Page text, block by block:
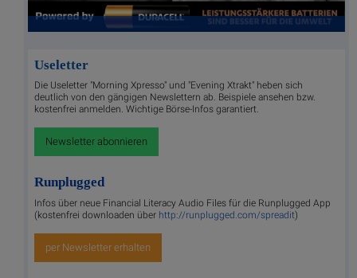
Useletter
Die Useletter "Morning Xpresso" und "Evening Xtrakt" heben sich
deutlich von den gängigen Newslettern ab. Beispiele ansehen bzw.
kostenfrei anmelden. Wichtige Börse-Infos garantiert.
Newsletter abonnieren
Runplugged
Infos über neue Financial Literacy Audio Files für die Runplugged App
(kostenfrei downloaden über http://runplugged.com/spreadit)
per Newsletter erhalten